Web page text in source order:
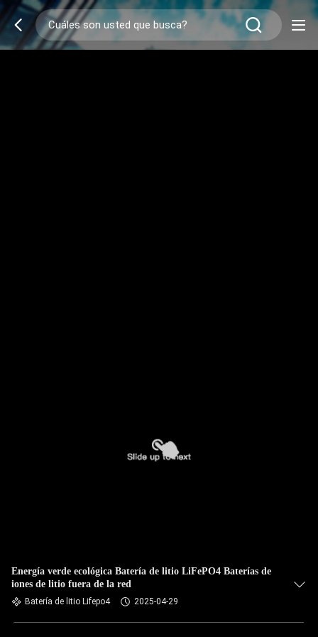
Energía verde ecológica Batería de litio LiFePO4 Baterías de
iones de litio fuera de la red
Batería de litio Lifepo4 2025-04-29